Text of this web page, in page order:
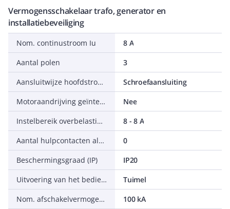
Vermogensschakelaar trafo, generator en
installatiebeveiliging
Nom. continustroom Iu
8 A
Aantal polen
3
Aansluitwijze hoofdstroomcircuit
Schroefaansluiting
Motoraandrijving geïntegreerd
Nee
Instelbereik overbelastingsbeveiliging
8 - 8 A
Aantal hulpcontacten als maakcontact
0
Beschermingsgraad (IP)
IP20
Uitvoering van het bedieningselement
Tuimel
Nom. afschakelvermogen Icu bij 400 V, 50 Hz
100 kA